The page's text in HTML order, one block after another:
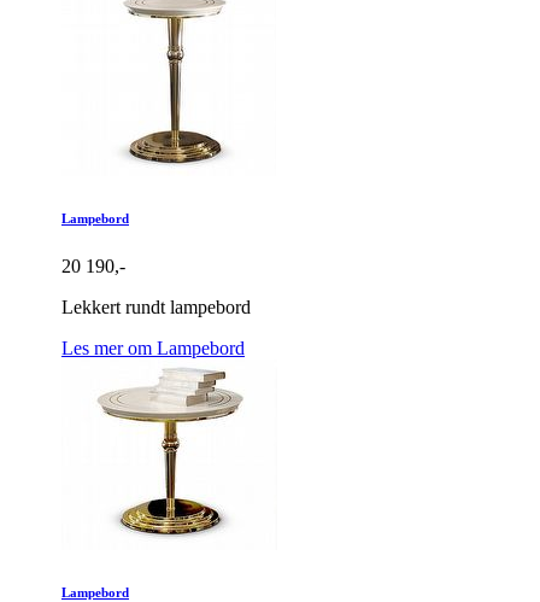
Lampebord
20 190,-
Lekkert rundt lampebord
Les mer om Lampebord
Lampebord